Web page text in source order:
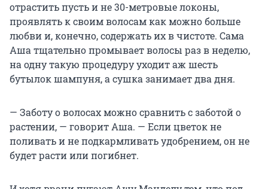
отрастить пусть и не 30-метровые локоны,
проявлять к своим волосам как можно больше
любви и, конечно, содержать их в чистоте. Сама
Аша тщательно промывает волосы раз в неделю,
на одну такую процедуру уходит аж шесть
бутылок шампуня, а сушка занимает два дня.
— Заботу о волосах можно сравнить с заботой о
растении, — говорит Аша. — Если цветок не
поливать и не подкармливать удобрением, он не
будет расти или погибнет.